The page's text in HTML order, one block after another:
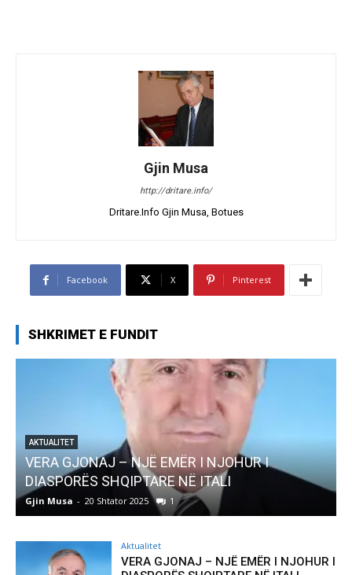
Gjin Musa
http://dritare.info/
Dritare.Info Gjin Musa, Botues
Facebook X Pinterest
SHKRIMET E FUNDIT
NJË EMËR I NJOHUR I
NË ITALI
2025 1
AKTUALITET
Pregaditi Gjin
Aktualitet
VERA GJONAJ – NJË EMËR I NJOHUR I